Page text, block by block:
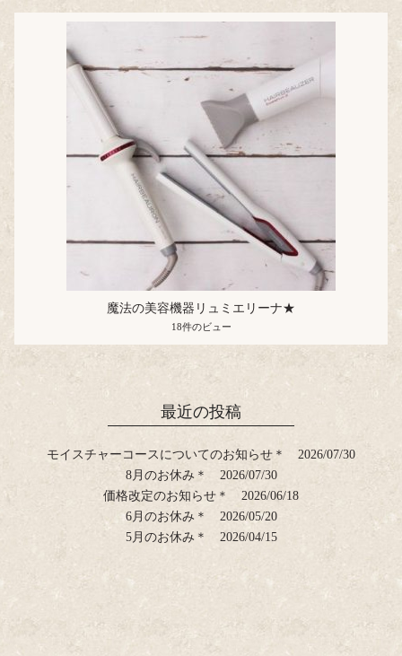
魔法の美容機器リュミエリーナ★
18件のビュー
最近の投稿
モイスチャーコースについてのお知らせ＊
2026/07/30
8月のお休み＊
2026/07/30
価格改定のお知らせ＊
2026/06/18
6月のお休み＊
2026/05/20
5月のお休み＊
2026/04/15